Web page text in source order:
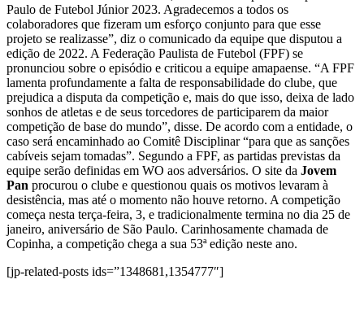
Paulo de Futebol Júnior 2023. Agradecemos a todos os
colaboradores que fizeram um esforço conjunto para que esse
projeto se realizasse”, diz o comunicado da equipe que disputou a
edição de 2022. A Federação Paulista de Futebol (FPF) se
pronunciou sobre o episódio e criticou a equipe amapaense. “A FPF
lamenta profundamente a falta de responsabilidade do clube, que
prejudica a disputa da competição e, mais do que isso, deixa de lado
sonhos de atletas e de seus torcedores de participarem da maior
competição de base do mundo”, disse. De acordo com a entidade, o
caso será encaminhado ao Comitê Disciplinar “para que as sanções
cabíveis sejam tomadas”. Segundo a FPF, as partidas previstas da
equipe serão definidas em WO aos adversários. O site da Jovem
Pan procurou o clube e questionou quais os motivos levaram à
desistência, mas até o momento não houve retorno. A competição
começa nesta terça-feira, 3, e tradicionalmente termina no dia 25 de
janeiro, aniversário de São Paulo. Carinhosamente chamada de
Copinha, a competição chega a sua 53ª edição neste ano.
[jp-related-posts ids=”1348681,1354777″]